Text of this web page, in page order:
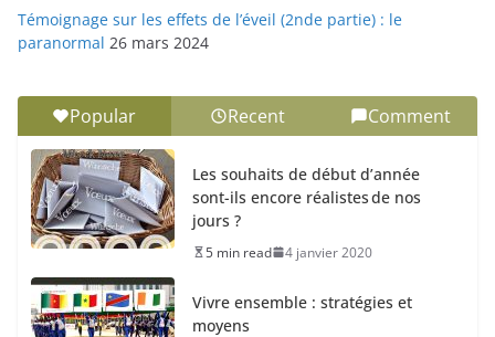
Témoignage sur les effets de l’éveil (2nde partie) : le
paranormal 26 mars 2024
Popular Recent Comment
Les souhaits de début d’année
sont-ils encore réalistes de nos
jours ?
5 min read 4 janvier 2020
Vivre ensemble : stratégies et
moyens